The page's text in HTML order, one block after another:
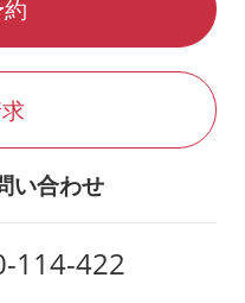
い合わせ
114-422